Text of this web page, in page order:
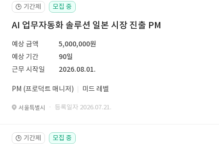
🕒 기간제 모집 중
AI 업무자동화 솔루션 일본 시장 진출 PM
예상 금액
5,000,000원
예상 기간
90일
근무 시작일
2026.08.01.
PM (프로덕트 매니저) 미드 레벨
서울특별시 · 등록일자 2026.07.21.
🕒 기간제 모집 중